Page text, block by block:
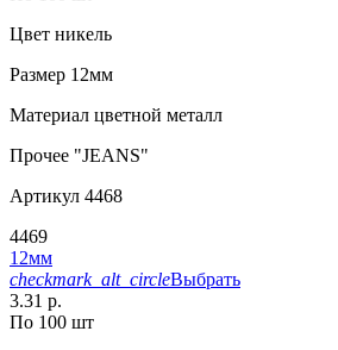
Цвет никель
Размер 12мм
Материал цветной металл
Прочее "JEANS"
Артикул 4468
4469
12мм
checkmark_alt_circleВыбрать
3.31 р.
По 100 шт